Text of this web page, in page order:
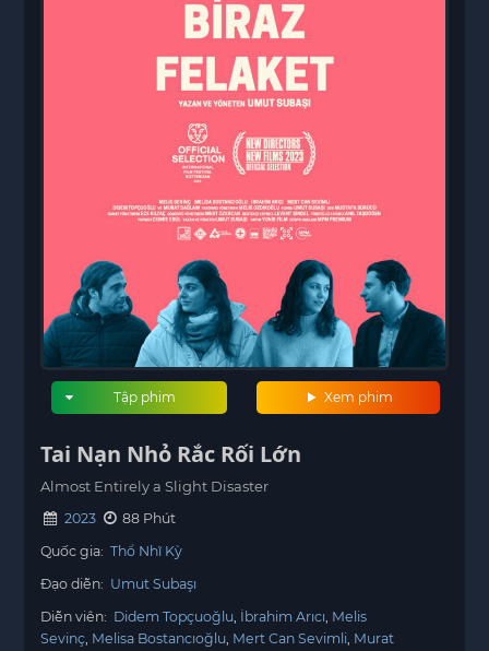
Xem phim
Tập phim
Tai Nạn Nhỏ Rắc Rối Lớn
Almost Entirely a Slight Disaster
2023
88 Phút
Quốc gia: Thổ Nhĩ Kỳ
Đạo diễn: Umut Subaşı
Diễn viên: Didem Topçuoğlu İbrahim Arıcı Melis
Sevinç Melisa Bostancıoğlu Mert Can Sevimli Murat